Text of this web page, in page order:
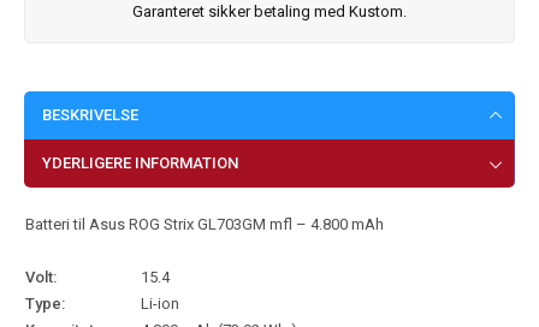
Garanteret sikker betaling med Kustom.
BESKRIVELSE
YDERLIGERE INFORMATION
Batteri til Asus ROG Strix GL703GM mfl – 4.800 mAh
Volt:
15.4
Type:
Li-ion